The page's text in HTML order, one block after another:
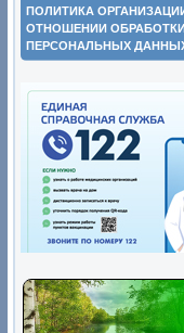
ПОЛИТИКА
ОТНОШЕНИИ
ПЕРСОНАЛЬНЫХ